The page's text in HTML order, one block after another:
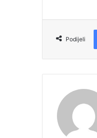
Podijeli